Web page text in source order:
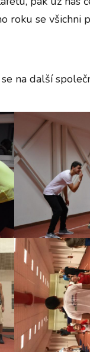
roku se všichni
na další